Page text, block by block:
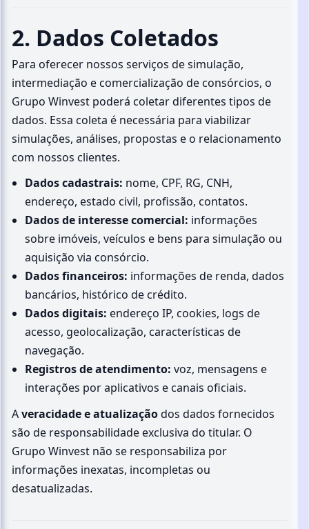
2. Dados Coletados
Para oferecer nossos serviços de simulação,
intermediação e comercialização de consórcios, o
Grupo Winvest poderá coletar diferentes tipos de
dados. Essa coleta é necessária para viabilizar
simulações, análises, propostas e o relacionamento
com nossos clientes.
Dados cadastrais: nome, CPF, RG, CNH,
endereço, estado civil, profissão, contatos.
Dados de interesse comercial: informações
sobre imóveis, veículos e bens para simulação ou
aquisição via consórcio.
Dados financeiros: informações de renda, dados
bancários, histórico de crédito.
Dados digitais: endereço IP, cookies, logs de
acesso, geolocalização, características de
navegação.
Registros de atendimento: voz, mensagens e
interações por aplicativos e canais oficiais.
Averacidade e atualizaçãodos dados fornecidos
são de responsabilidade exclusiva do titular. O
Grupo Winvest não se responsabiliza por
informações inexatas, incompletas ou
desatualizadas.